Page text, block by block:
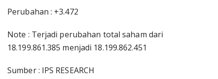
Perubahan : +3.472
Note : Terjadi perubahan total saham dari
18.199.861.385 menjadi 18.199.862.451
Sumber : IPS RESEARCH